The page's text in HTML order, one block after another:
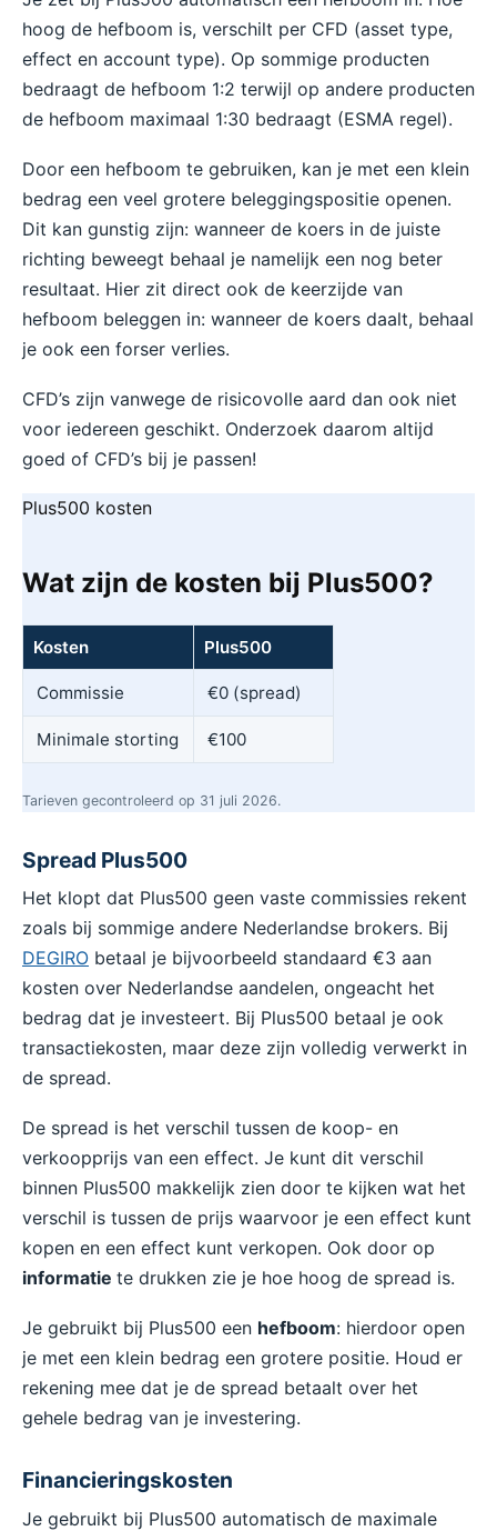
hoog de hefboom is, verschilt per CFD (asset type,
effect en account type). Op sommige producten
bedraagt de hefboom 1:2 terwijl op andere producten
de hefboom maximaal 1:30 bedraagt (ESMA regel).
Door een hefboom te gebruiken, kan je met een klein
bedrag een veel grotere beleggingspositie openen.
Dit kan gunstig zijn: wanneer de koers in de juiste
richting beweegt behaal je namelijk een nog beter
resultaat. Hier zit direct ook de keerzijde van
hefboom beleggen in: wanneer de koers daalt, behaal
je ook een forser verlies.
CFD’s zijn vanwege de risicovolle aard dan ook niet
voor iedereen geschikt. Onderzoek daarom altijd
goed of CFD’s bij je passen!
Plus500 kosten
Wat zijn de kosten bij Plus500?
Kosten Plus500
Commissie €0 (spread)
Minimale storting €100
Tarieven gecontroleerd op 31 juli 2026.
Spread Plus500
Het klopt dat Plus500 geen vaste commissies rekent
zoals bij sommige andere Nederlandse brokers. Bij
DEGIRO betaal je bijvoorbeeld standaard €3 aan
kosten over Nederlandse aandelen, ongeacht het
bedrag dat je investeert. Bij Plus500 betaal je ook
transactiekosten, maar deze zijn volledig verwerkt in
de spread.
De spread is het verschil tussen de koop- en
verkoopprijs van een effect. Je kunt dit verschil
binnen Plus500 makkelijk zien door te kijken wat het
verschil is tussen de prijs waarvoor je een effect kunt
kopen en een effect kunt verkopen. Ook door op
informatie te drukken zie je hoe hoog de spread is.
Je gebruikt bij Plus500 een hefboom: hierdoor open
je met een klein bedrag een grotere positie. Houd er
rekening mee dat je de spread betaalt over het
gehele bedrag van je investering.
Financieringskosten
Je gebruikt bij Plus500 automatisch de maximale